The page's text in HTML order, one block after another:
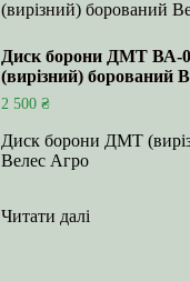
Диск борони ДМТ ВА-
(вирізний) борований
2 500 ₴
Диск борони ДМТ
Велес Агро
Читати далі